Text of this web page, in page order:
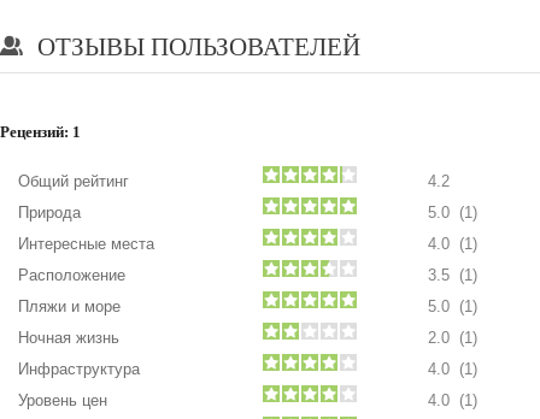
ОТЗЫВЫ ПОЛЬЗОВАТЕЛЕЙ
Рецензий: 1
Общий рейтинг
4.2
Природа
5.0 (1)
Интересные места
4.0 (1)
Расположение
3.5 (1)
Пляжи и море
5.0 (1)
Ночная жизнь
2.0 (1)
Инфраструктура
4.0 (1)
Уровень цен
4.0 (1)